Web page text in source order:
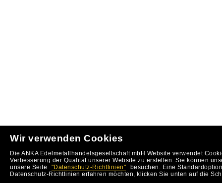
Wir verwenden Cookies
Die ANKA Edelmetallhandelsgesellschaft mbH Website verwendet
Verbesserung der Qualität unserer Website zu erstellen. Sie können
unsere Seite
"Datenschutz-Richtlinien"
besuchen. Eine
Datenschutz-Richtlinien erfahren möchten, klicken Sie unten auf die